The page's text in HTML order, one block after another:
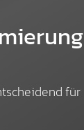
für